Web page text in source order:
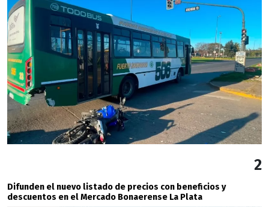
2
Difunden el nuevo listado de precios con beneficios y
descuentos en el Mercado Bonaerense La Plata